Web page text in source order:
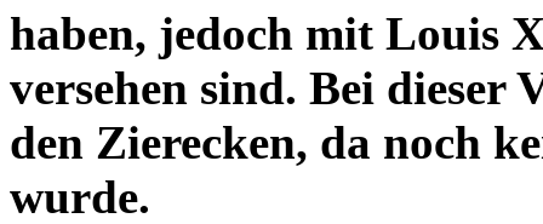
haben, jedoch mit Louis
versehen sind. Bei
den Zierecken, da noch
wurde.